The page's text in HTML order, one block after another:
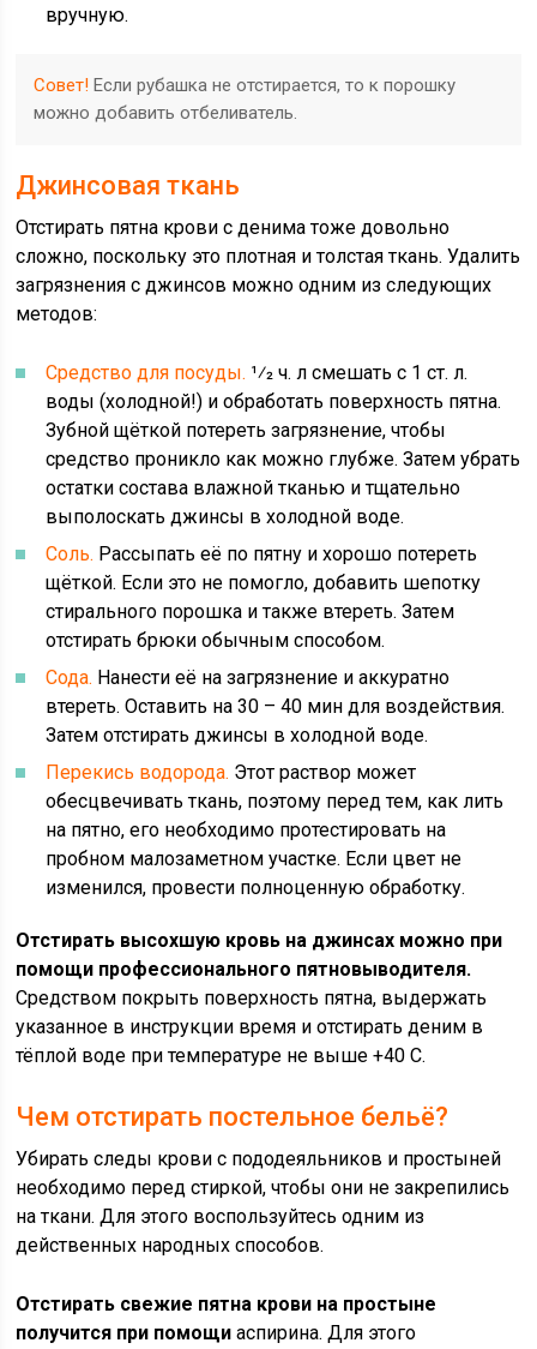
вручную.
Совет! Если рубашка не отстирается, то к порошку
можно добавить отбеливатель.
Джинсовая ткань
Отстирать пятна крови с денима тоже довольно
сложно, поскольку это плотная и толстая ткань. Удалить
загрязнения с джинсов можно одним из следующих
методов:
Средство для посуды. 1⁄2 ч. л смешать с 1 ст. л.
воды (холодной!) и обработать поверхность пятна.
Зубной щёткой потереть загрязнение, чтобы
средство проникло как можно глубже. Затем убрать
остатки состава влажной тканью и тщательно
выполоскать джинсы в холодной воде.
Соль. Рассыпать её по пятну и хорошо потереть
щёткой. Если это не помогло, добавить шепотку
стирального порошка и также втереть. Затем
отстирать брюки обычным способом.
Сода. Нанести её на загрязнение и аккуратно
втереть. Оставить на 30 – 40 мин для воздействия.
Затем отстирать джинсы в холодной воде.
Перекись водорода. Этот раствор может
обесцвечивать ткань, поэтому перед тем, как лить
на пятно, его необходимо протестировать на
пробном малозаметном участке. Если цвет не
изменился, провести полноценную обработку.
Отстирать высохшую кровь на джинсах можно при
помощи профессионального пятновыводителя.
Средством покрыть поверхность пятна, выдержать
указанное в инструкции время и отстирать деним в
тёплой воде при температуре не выше +40 С.
Чем отстирать постельное бельё?
Убирать следы крови с пододеяльников и простыней
необходимо перед стиркой, чтобы они не закрепились
на ткани. Для этого воспользуйтесь одним из
действенных народных способов.
Отстирать свежие пятна крови на простыне
получится при помощиаспирина. Для этого